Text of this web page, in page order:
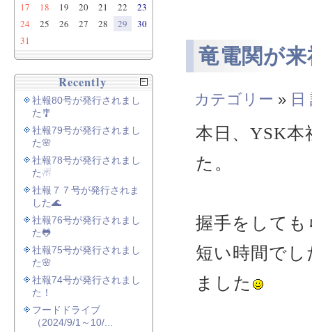
竜電関が
カテゴリー » 日
本日、YSK本
た。
握手をして
短い時間で
ました
17
18 19 20 21 22
23
24
25 26 27 28 29
30
31
Recently
社報80号が発行されまし
た🎐
社報79号が発行されまし
た🌸
社報78号が発行されまし
た☃
社報７７号が発行されま
した🌊
社報76号が発行されまし
た🐸
社報75号が発行されまし
た🌸
社報74号が発行されまし
た！
フードドライブ
（2024/9/1～10/...